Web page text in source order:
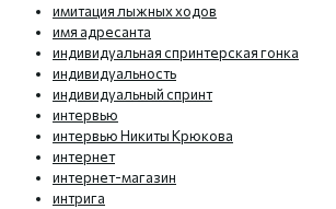
имитация лыжных ходов
имя адресанта
индивидуальная спринтерская гонка
индивидуальность
индивидуальный спринт
интервью
интервью Никиты Крюкова
интернет
интернет-магазин
интрига